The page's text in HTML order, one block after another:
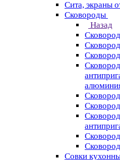
Сита, экраны
Сковороды
Назад
Совки